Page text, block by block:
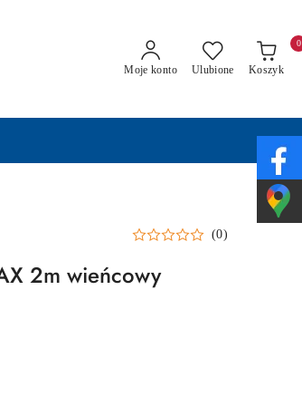
Moje konto Ulubione Koszyk
0
(0)
2m wieńcowy